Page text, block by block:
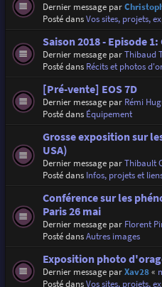
Dernier message par
Posté dansVos sites, projets,
Saison 2018 - Episode
Dernier message parThibaud
Posté dans Récits et photos
[Pré-vente] EOS 7D
Dernier message par Rémi
Posté dans Équipement
Grosse exposition sur
USA)
Dernier message parThibault
Posté dans Infos, projets et
Conférence sur les
Paris 26 mai
Dernier message par Florent
Posté dansAutres images
Exposition photo
Dernier message parXav28«
Posté dansVos sites, projets,